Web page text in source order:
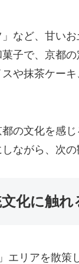
など、甘い
子で、京都
や抹茶ケー
の文化を感
ながら、次の
化に触れ
エリアを散策